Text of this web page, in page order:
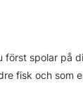
först spolar på
fisk och som